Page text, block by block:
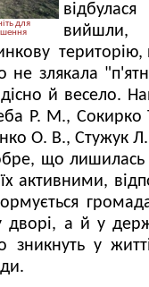
для
територію,
не злякала
й весело.
Р. М.,
О. В., Стужук
що лишилась
активними,
дворі, а й у
зникнуть у